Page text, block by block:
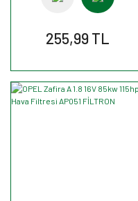
255,99 TL